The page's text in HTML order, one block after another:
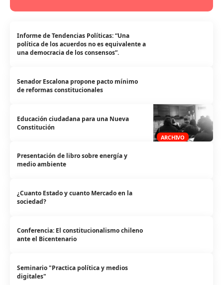
Informe de Tendencias Políticas: “Una
política de los acuerdos no es equivalente a
una democracia de los consensos”.
Senador Escalona propone pacto mínimo
de reformas constitucionales
ARCHIVO
Educación ciudadana para una Nueva
Constitución
Presentación de libro sobre energía y
medio ambiente
¿Cuanto Estado y cuanto Mercado en la
sociedad?
Conferencia: El constitucionalismo chileno
ante el Bicentenario
Seminario "Practica política y medios
digitales"